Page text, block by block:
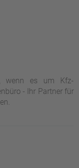
wenn es um Kfz-
- Ihr Partner für